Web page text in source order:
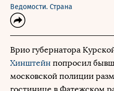
Ведомости. Страна
Врио губернатора
Хинштейн попросил
московской полиции